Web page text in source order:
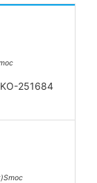
251684